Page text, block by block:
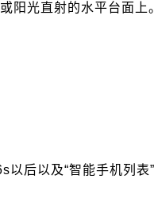
阳光直射的水平台面上。
后以及“智能手机列表”